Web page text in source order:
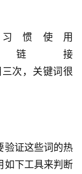
惯使用
（链接
次，关键词很
验证这些词的热
如下工具来判断